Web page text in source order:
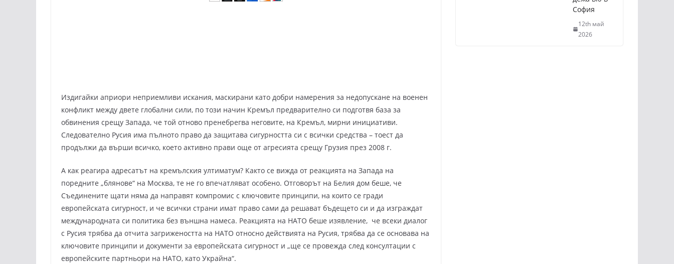
Издигайки априори неприемливи искания, маскирани като добри намерения за недопускане на военен
конфликт между двете глобални сили, по този начин Кремъл предварително си подготвя база за
обвинения срещу Запада, че той отново пренебрегва неговите, на Кремъл, мирни инициативи.
Следователно Русия има пълното право да защитава сигурността си с всички средства – тоест да
продължи да върши всичко, което активно прави още от агресията срещу Грузия през 2008 г.
А как реагира адресатът на кремълския ултиматум? Както се вижда от реакцията на Запада на
поредните „блянове“ на Москва, те не го впечатляват особено. Отговорът на Белия дом беше, че
Съединените щати няма да направят компромис с ключовите принципи, на които се гради
европейската сигурност, и че всички страни имат право сами да решават бъдещето си и да изграждат
международната си политика без външна намеса. Реакцията на НАТО беше изявление, че всеки диалог
с Русия трябва да отчита загрижеността на НАТО относно действията на Русия, трябва да се основава на
ключовите принципи и документи за европейската сигурност и „ще се провежда след консултации с
европейските партньори на НАТО, като Украйна“.
София
12th май
2026